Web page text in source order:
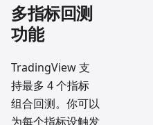
多指标回测
功能
TradingView 支
持最多 4 个指标
组合回测。你可以
为每个指标设触发